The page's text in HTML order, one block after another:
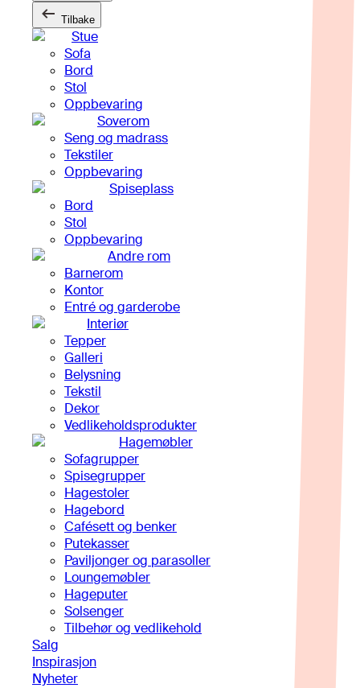
Tilbake
Stue
Sofa
Bord
Stol
Oppbevaring
Soverom
Seng og madrass
Tekstiler
Oppbevaring
Spiseplass
Bord
Stol
Oppbevaring
Andre rom
Barnerom
Kontor
Entré og garderobe
Interiør
Tepper
Galleri
Belysning
Tekstil
Dekor
Vedlikeholdsprodukter
Hagemøbler
Sofagrupper
Spisegrupper
Hagestoler
Hagebord
Cafésett og benker
Putekasser
Paviljonger og parasoller
Loungemøbler
Hageputer
Solsenger
Tilbehør og vedlikehold
Salg
Inspirasjon
Nyheter